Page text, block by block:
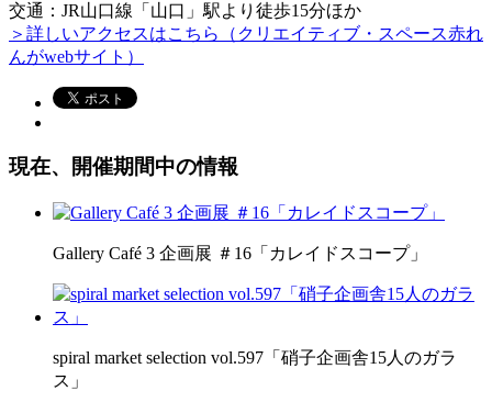
交通：JR山口線「山口」駅より徒歩15分ほか
＞詳しいアクセスはこちら（クリエイティブ・スペース赤れ
んがwebサイト）
現在、開催期間中の情報
Gallery Café 3 企画展 ＃16「カレイドスコープ」
spiral market selection vol.597「硝子企画舎15人のガラ
ス」